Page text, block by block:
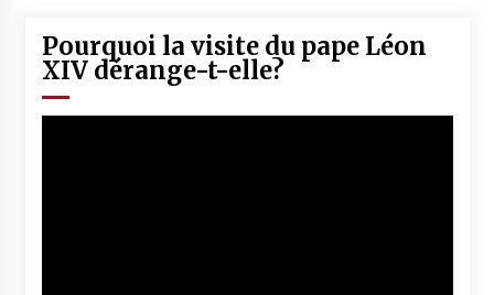
Pourquoi la visite du pape Léon
XIV dérange-t-elle?